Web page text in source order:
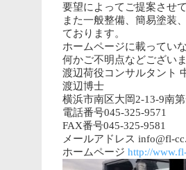
要望によってご提案させ
また一般整備、簡易塗装
ております。
ホームページに載ってい
何かご不明点などござい
渡辺荷役コンサルタント
渡辺博士
横浜市南区大岡2-13-9南
電話番号045-325-9571
FAX番号045-325-9581
メールアドレス info@fl-
ホームページ http://